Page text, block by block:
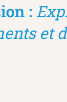
:
et